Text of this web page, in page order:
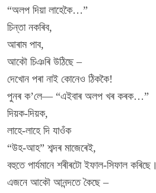
“অলপ দিয়া লাহেকৈ…”
চিন্তা নকৰিব,
আৰাম পাব,
আকৌ চিঞৰি উঠিছে –
দেখোন পৰা নাই কোনেও ঠিককৈ!
পুনৰ ক’লে— “এইবাৰ অলপ খৰ কৰক…”
দিয়ক-দিয়ক,
লাহে-লাহে দি যাওঁক
“উহ-আহ” শব্দৰ মাজেৰেই,
বহুতে পাৰ্যমানে শৰীৰটো ইফাল-সিফাল কৰিছে।
এজনে আকৌ আনন্দতে কৈছে –